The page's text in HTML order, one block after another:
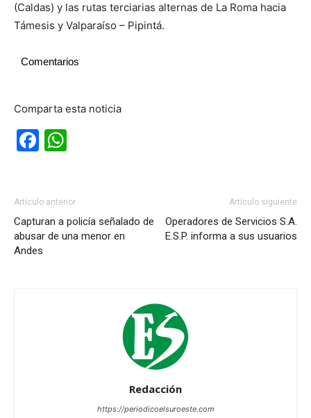
(Caldas) y las rutas terciarias alternas de La Roma hacia
Támesis y Valparaíso – Pipintá.
Comentarios
Comparta esta noticia
Facebook
Artículo anterior
Capturan a policía señalado de
abusar de una menor en
Andes
Artículo siguiente
Operadores de Servicios S.A.
E.S.P. informa a sus usuarios
Redacción
https://periodicoelsuroeste.com